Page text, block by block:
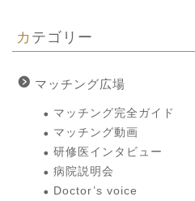
カテゴリー
マッチング広場
マッチング完全ガイド
マッチング動画
研修医インタビュー
病院説明会
Doctor’s voice